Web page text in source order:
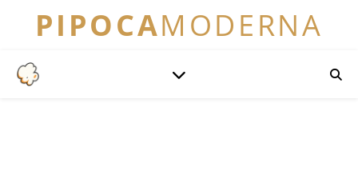
PIPOCAMODERNA